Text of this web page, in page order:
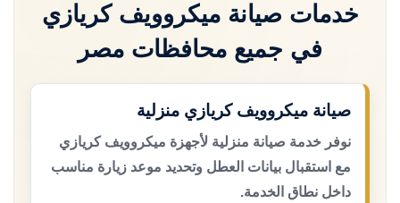
خدمات صيانة ميكروويف كريازي
في جميع محافظات مصر
صيانة ميكروويف كريازي منزلية
نوفر خدمة صيانة منزلية لأجهزة ميكروويف كريازي
مع استقبال بيانات العطل وتحديد موعد زيارة مناسب
داخل نطاق الخدمة.